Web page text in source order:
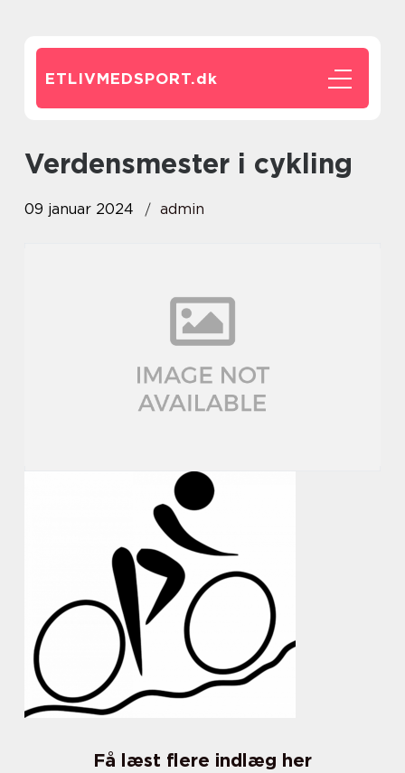
ETLIVMEDSPORT.dk
verdensmester i cykling
09 januar 2024 admin
Få læst flere indlæg her